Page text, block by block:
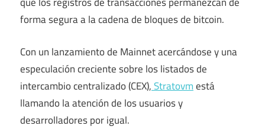
forma segura a la cadena de bloques de bitcoin.
Con un lanzamiento de Mainnet acercándose y una
especulación creciente sobre los listados de
intercambio centralizado (CEX),Stratovmestá
llamando la atención de los usuarios y
desarrolladores por igual.